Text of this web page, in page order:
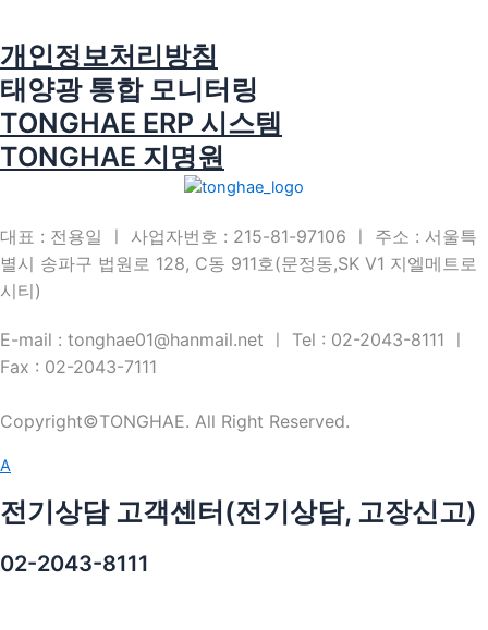
개인정보처리방침
태양광 통합 모니터링
TONGHAE ERP 시스템
TONGHAE 지명원
대표 : 전용일 ㅣ 사업자번호 : 215-81-97106 ㅣ 주소 : 서울특
별시 송파구 법원로 128, C동 911호(문정동,SK V1 지엘메트로
시티)
E-mail : tonghae01@hanmail.net ㅣ Tel : 02-2043-8111 ㅣ
Fax : 02-2043-7111
Copyright©TONGHAE. All Right Reserved.
A
전기상담 고객센터(전기상담, 고장신고)
02-2043-8111